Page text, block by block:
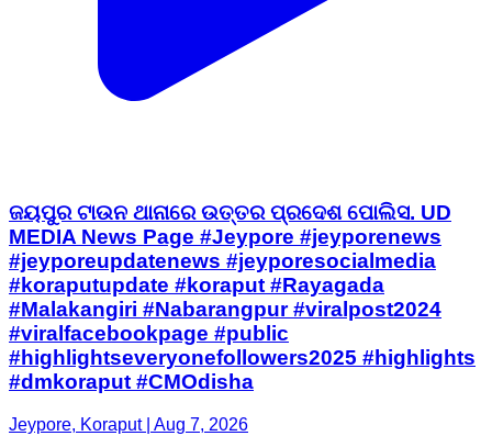
ଜୟପୁର ଟାଉନ ଥାନାରେ ଉତ୍ତର ପ୍ରଦେଶ ପୋଲିସ. UD
MEDIA News Page #Jeypore #jeyporenews
#jeyporeupdatenews #jeyporesocialmedia
#koraputupdate #koraput #Rayagada
#Malakangiri #Nabarangpur #viralpost2024
#viralfacebookpage #public
#highlightseveryonefollowers2025 #highlights
#dmkoraput #CMOdisha
Jeypore, Koraput | Aug 7, 2026